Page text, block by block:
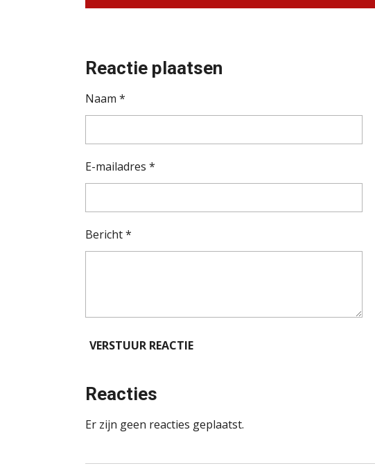
Reactie plaatsen
Naam *
E-mailadres *
Bericht *
VERSTUUR REACTIE
Reacties
Er zijn geen reacties geplaatst.